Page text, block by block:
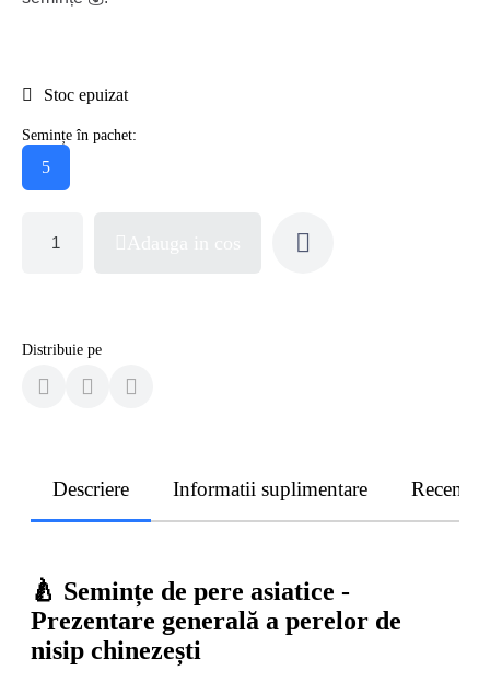
Stoc epuizat
Semințe în pachet:
5
Distribuie pe
Descriere Informatii suplimentare Recenzii
🍐 Semințe de pere asiatice -
Prezentare generală a perelor de
nisip chinezești